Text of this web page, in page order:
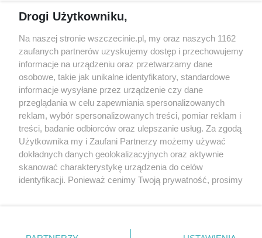
targi
Wernisaże
Więcej
Specjalny koncert z okazji
20. urodzin portalu
wSzczecinie.pl
Regulamin konkursów
śniadaniówka "Hej
Szczecin! Jest piątek!"
Partnerzy
Praca Szczecin
Drogi Użytkowniku,
Na naszej stronie wszczecinie.pl, my oraz naszych 1162
zaufanych partnerów uzyskujemy dostęp i przechowujemy
informacje na urządzeniu oraz przetwarzamy dane
osobowe, takie jak unikalne identyfikatory, standardowe
informacje wysyłane przez urządzenie czy dane
przeglądania w celu zapewniania spersonalizowanych
reklam, wybór spersonalizowanych treści, pomiar reklam i
treści, badanie odbiorców oraz ulepszanie usług. Za zgodą
Użytkownika my i Zaufani Partnerzy możemy używać
dokładnych danych geolokalizacyjnych oraz aktywnie
skanować charakterystykę urządzenia do celów
identyfikacji. Ponieważ cenimy Twoją prywatność, prosimy
prywatności znajdujący się w lewym dolnym rogu strony